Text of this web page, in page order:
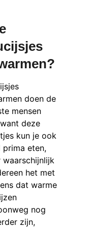
doen de
mensen
deze
kun je ook
prima eten,
waarschijnlijk
het met
dat warme
nog
zijn,